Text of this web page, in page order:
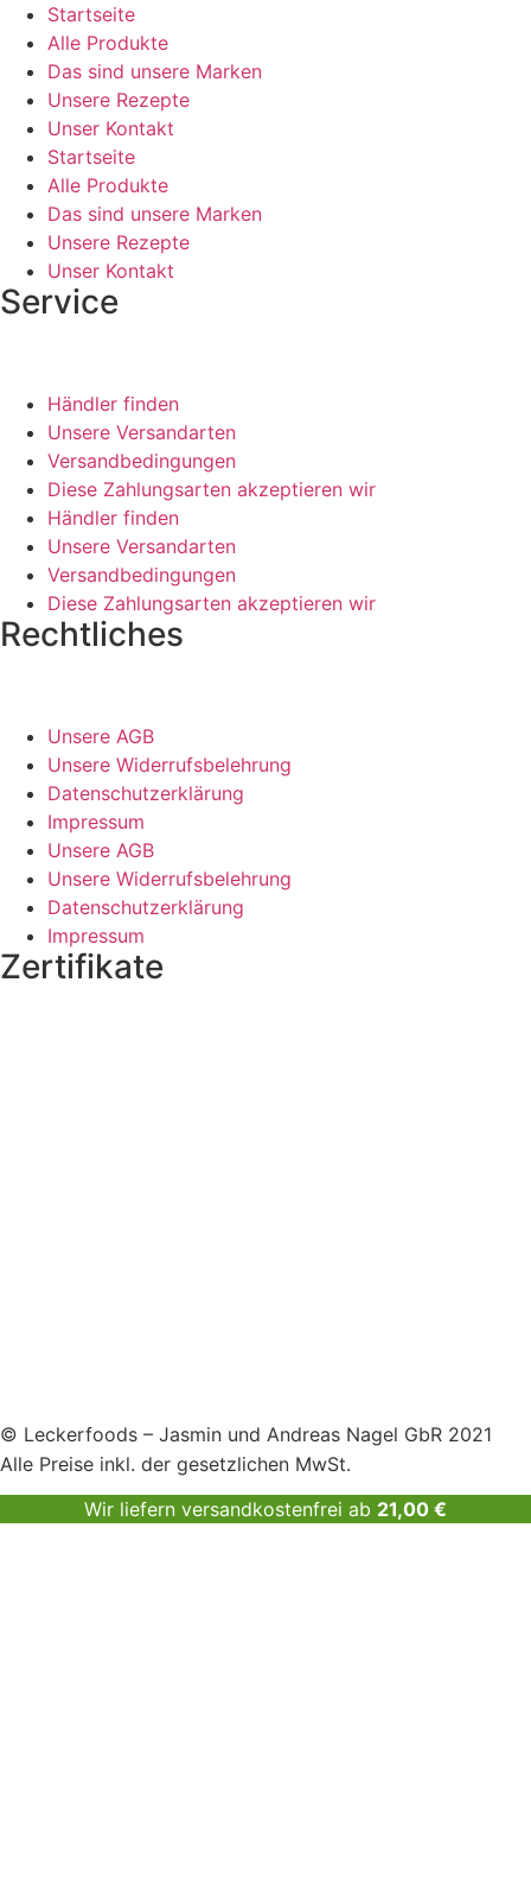
Startseite
Alle Produkte
Das sind unsere Marken
Unsere Rezepte
Unser Kontakt
Startseite
Alle Produkte
Das sind unsere Marken
Unsere Rezepte
Unser Kontakt
Service
Händler finden
Unsere Versandarten
Versandbedingungen
Diese Zahlungsarten akzeptieren wir
Händler finden
Unsere Versandarten
Versandbedingungen
Diese Zahlungsarten akzeptieren wir
Rechtliches
Unsere AGB
Unsere Widerrufsbelehrung
Datenschutzerklärung
Impressum
Unsere AGB
Unsere Widerrufsbelehrung
Datenschutzerklärung
Impressum
Zertifikate
© Leckerfoods – Jasmin und Andreas Nagel GbR 2021
Alle Preise inkl. der gesetzlichen MwSt.
Wir liefern versandkostenfrei ab 21,00 €